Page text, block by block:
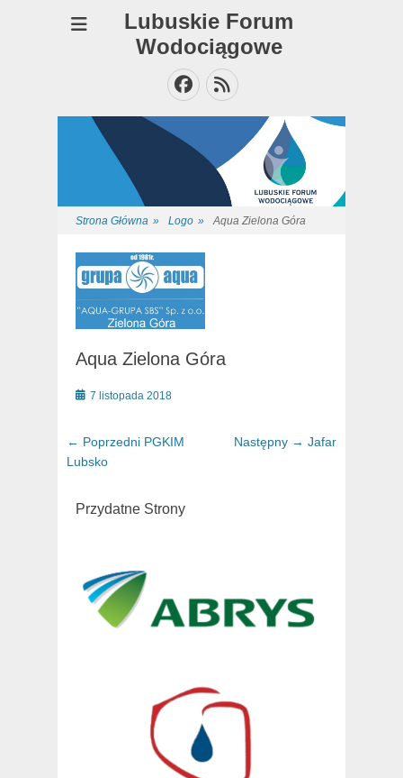
Lubuskie Forum
Wodociągowe
Facebook
Feed
Strona Główna » Logo » Aqua Zielona Góra
Aqua Zielona Góra
Posted
7 listopada 2018
Nawigacja
wpisu
← Poprzedni Poprzedni
PGKIM
Lubsko
Następny → Następny
Jafar
Przydatne Strony